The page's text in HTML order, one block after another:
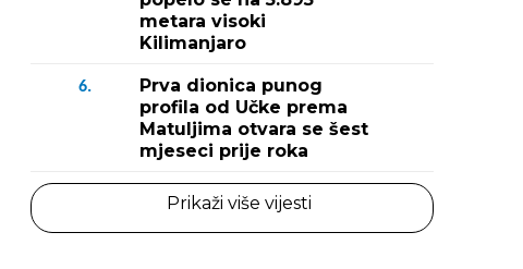
metara visoki
Kilimanjaro
6.
Prva dionica punog
profila od Učke prema
Matuljima otvara se šest
mjeseci prije roka
Prikaži više vijesti